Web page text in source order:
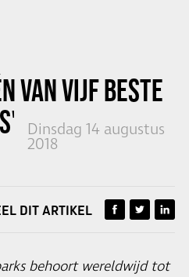
VAN VIJF BESTE
Dinsdag 14 augustus
2018
DIT ARTIKEL
behoort wereldwijd tot